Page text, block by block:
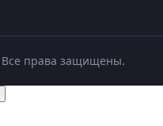
права защищены.